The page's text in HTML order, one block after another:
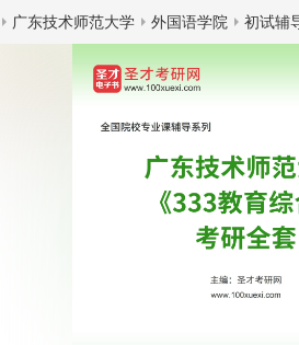
广东技术师范大学 外国语学院 初试辅